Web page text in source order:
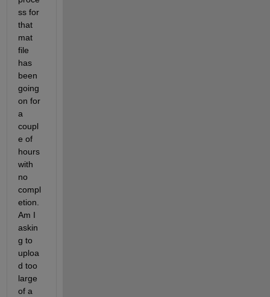
ss for
that
mat
file
has
been
going
on for
a
coupl
e of
hours
with
no
compl
etion.
Am I
askin
g to
uploa
d too
large
of a